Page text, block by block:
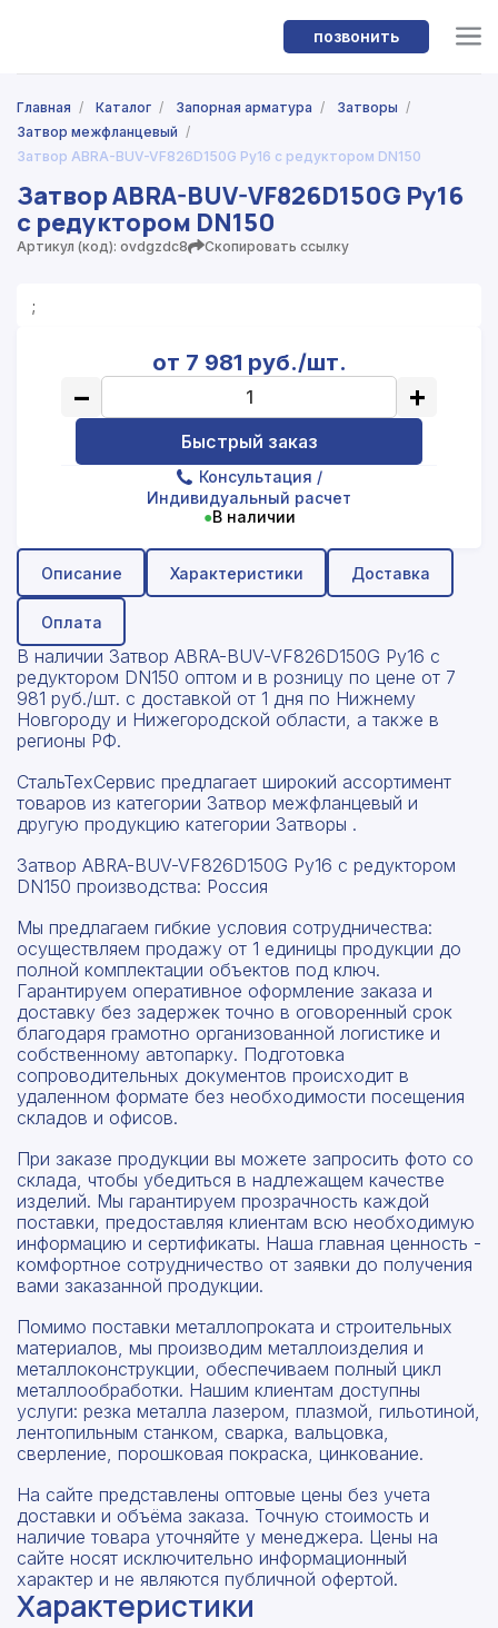
позвонить
Главная / Каталог / Запорная арматура / Затворы /
Затвор межфланцевый /
Затвор ABRA-BUV-VF826D150G Ру16 с редуктором DN150
Затвор ABRA-BUV-VF826D150G Ру16
с редуктором DN150
Артикул (код): ovdgzdc8 Скопировать ссылку
;
от 7 981 руб./шт.
− +
Быстрый заказ
Консультация /
Индивидуальный расчет
●В наличии
Описание Характеристики Доставка
Оплата
В наличии Затвор ABRA-BUV-VF826D150G Ру16 с
редуктором DN150 оптом и в розницу по цене от 7
981 руб./шт. с доставкой от 1 дня по Нижнему
Новгороду и Нижегородской области, а также в
регионы РФ.
СтальТехСервис предлагает широкий ассортимент
товаров из категории Затвор межфланцевый и
другую продукцию категории Затворы .
Затвор ABRA-BUV-VF826D150G Ру16 с редуктором
DN150 производства: Россия
Мы предлагаем гибкие условия сотрудничества:
осуществляем продажу от 1 единицы продукции до
полной комплектации объектов под ключ.
Гарантируем оперативное оформление заказа и
доставку без задержек точно в оговоренный срок
благодаря грамотно организованной логистике и
собственному автопарку. Подготовка
сопроводительных документов происходит в
удаленном формате без необходимости посещения
складов и офисов.
При заказе продукции вы можете запросить фото со
склада, чтобы убедиться в надлежащем качестве
изделий. Мы гарантируем прозрачность каждой
поставки, предоставляя клиентам всю необходимую
информацию и сертификаты. Наша главная ценность -
комфортное сотрудничество от заявки до получения
вами заказанной продукции.
Помимо поставки металлопроката и строительных
материалов, мы производим металлоизделия и
металлоконструкции, обеспечиваем полный цикл
металлообработки. Нашим клиентам доступны
услуги: резка металла лазером, плазмой, гильотиной,
лентопильным станком, сварка, вальцовка,
сверление, порошковая покраска, цинкование.
На сайте представлены оптовые цены без учета
доставки и объёма заказа. Точную стоимость и
наличие товара уточняйте у менеджера. Цены на
сайте носят исключительно информационный
характер и не являются публичной офертой.
Характеристики